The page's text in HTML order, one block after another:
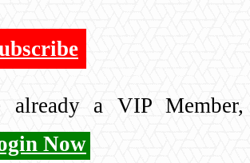
a VIP Member,
Now